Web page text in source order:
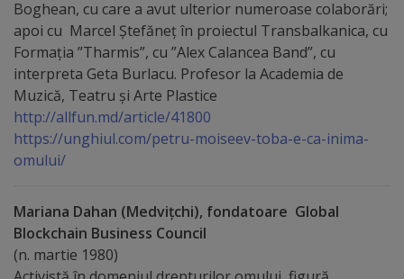
Dispoziții
Regulamente
Rapoarte
Consultări
publice
Achiziții
Boghean, cu care a avut ulterior numeroase colaborări;
apoi cu Marcel Ștefăneț în proiectul Transbalkanica, cu
Formația ”Tharmis”, cu ”Alex Calancea Band”, cu
interpreta Geta Burlacu. Profesor la Academia de
Muzică, Teatru și Arte Plastice
http://allfun.md/article/41800
https://unghiul.com/petru-moiseev-toba-e-ca-inima-
omului/
Mariana Dahan (Medvițchi), fondatoare Global
Blockchain Business Council
(n. martie 1980)